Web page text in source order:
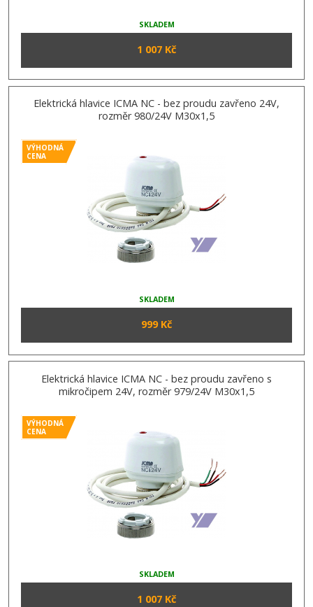
SKLADEM
1 007 Kč
Elektrická hlavice ICMA NC - bez proudu zavřeno 24V,
rozměr 980/24V M30x1,5
VÝHODNÁ
CENA
SKLADEM
999 Kč
Elektrická hlavice ICMA NC - bez proudu zavřeno s
mikročipem 24V, rozměr 979/24V M30x1,5
VÝHODNÁ
CENA
SKLADEM
1 007 Kč